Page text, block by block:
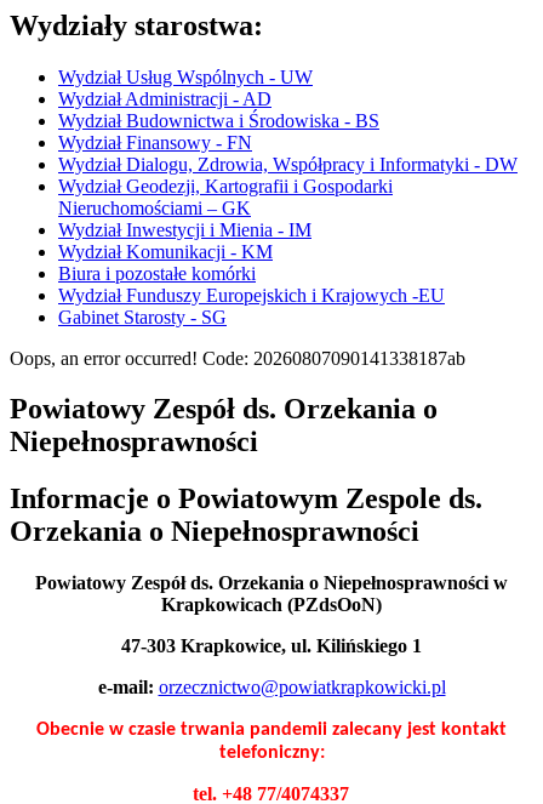
Wydziały starostwa:
Wydział Usług Wspólnych - UW
Wydział Administracji - AD
Wydział Budownictwa i Środowiska - BS
Wydział Finansowy - FN
Wydział Dialogu, Zdrowia, Współpracy i Informatyki - DW
Wydział Geodezji, Kartografii i Gospodarki
Nieruchomościami – GK
Wydział Inwestycji i Mienia - IM
Wydział Komunikacji - KM
Biura i pozostałe komórki
Wydział Funduszy Europejskich i Krajowych -EU
Gabinet Starosty - SG
Oops, an error occurred! Code: 20260807090141338187ab
Powiatowy Zespół ds. Orzekania o
Niepełnosprawności
Informacje o Powiatowym Zespole ds.
Orzekania o Niepełnosprawności
Powiatowy Zespół ds. Orzekania o Niepełnosprawności w
Krapkowicach (PZdsOoN)
47-303 Krapkowice, ul. Kilińskiego 1
e-mail: orzecznictwo@powiatkrapkowicki.pl
Obecnie w czasie trwania pandemii zalecany jest kontakt
telefoniczny:
tel. +48 77/4074337